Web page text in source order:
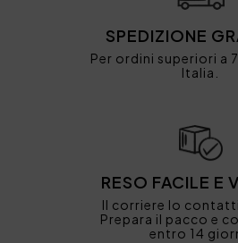
SPEDIZIONE
Per ordini superiori a
Italia.
RESO FACILE E
Il corriere lo
Prepara il pacco e
entro 14